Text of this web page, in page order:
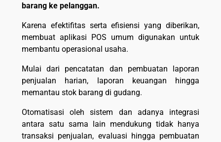
barang ke pelanggan.
Karena efektifitas serta efisiensi yang diberikan,
membuat aplikasi POS umum digunakan untuk
membantu operasional usaha.
Mulai dari pencatatan dan pembuatan laporan
penjualan harian, laporan keuangan hingga
memantau stok barang di gudang.
Otomatisasi oleh sistem dan adanya integrasi
antara satu sama lain mendukung tidak hanya
transaksi penjualan, evaluasi hingga pembuatan